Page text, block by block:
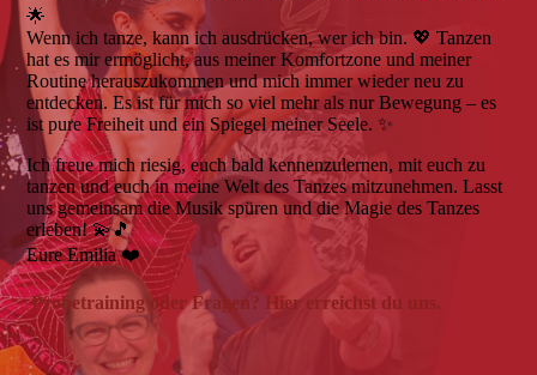
🌟
Wenn ich tanze, kann ich ausdrücken, wer ich bin. 💖 Tanzen
hat es mir ermöglicht, aus meiner Komfortzone und meiner
Routine herauszukommen und mich immer wieder neu zu
entdecken. Es ist für mich so viel mehr als nur Bewegung – es
ist pure Freiheit und ein Spiegel meiner Seele. ✨
Ich freue mich riesig, euch bald kennenzulernen, mit euch zu
tanzen und euch in meine Welt des Tanzes mitzunehmen. Lasst
uns gemeinsam die Musik spüren und die Magie des Tanzes
erleben! 💫🎵
Eure Emilia ❤️
Probetraining oder Fragen? Hier erreichst du uns.